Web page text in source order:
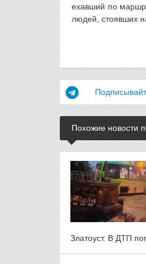
ехавший по
людей, стоявших
Похожие новости
Златоуст. В ДТП